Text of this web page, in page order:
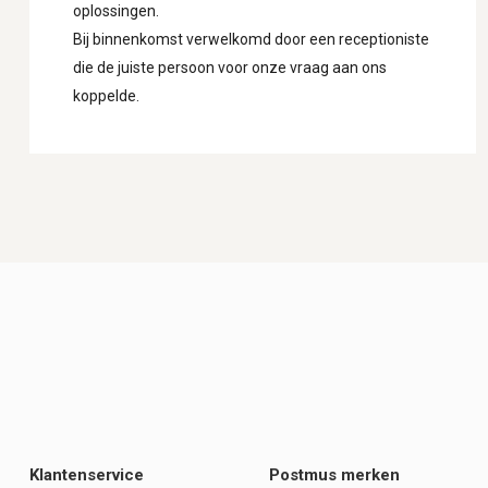
oplossingen.
Bij binnenkomst verwelkomd door een receptioniste
die de juiste persoon voor onze vraag aan ons
koppelde.
Klantenservice
Postmus merken